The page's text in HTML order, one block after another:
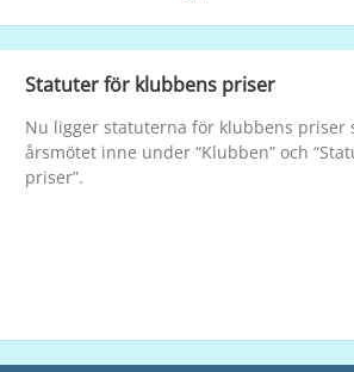
Statuter för klubbens priser
Nu ligger statuterna för klubbens priser
årsmötet inne under “Klubben” och
priser”.